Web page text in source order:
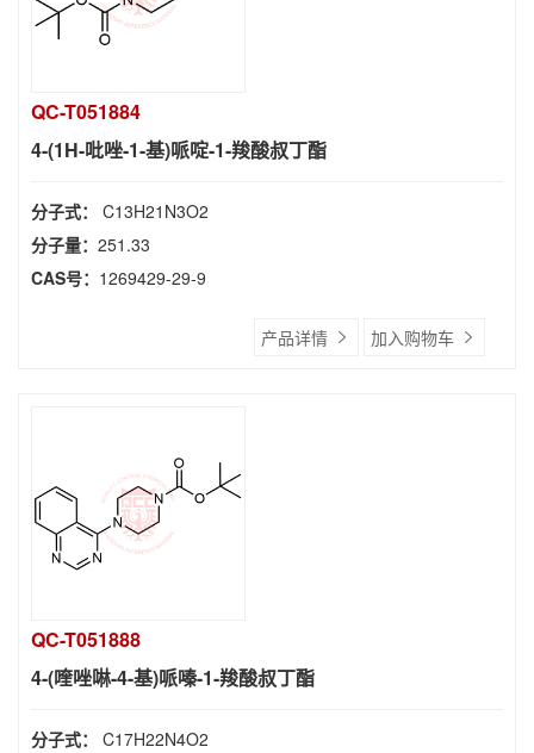
QC-T051884
4-(1H-吡唑-1-基)哌啶-1-羧酸叔丁酯
分子式： C13H21N3O2
分子量： 251.33
CAS号： 1269429-29-9
产品详情 加入购物车
QC-T051888
4-(喹唑啉-4-基)哌嗪-1-羧酸叔丁酯
分子式： C17H22N4O2